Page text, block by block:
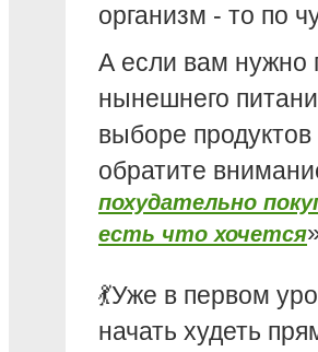
организм - то по
А если вам нужно
нынешнего
выборе
обратите
похудательно
есть что хочется
💃Уже в первом
начать худеть